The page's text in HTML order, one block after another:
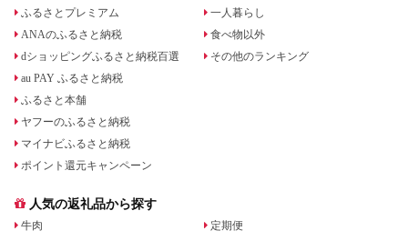
ふるさとプレミアム
ANAのふるさと納税
dショッピングふるさと納税百選
au PAY ふるさと納税
ふるさと本舗
ヤフーのふるさと納税
マイナビふるさと納税
ポイント還元キャンペーン
一人暮らし
食べ物以外
その他のランキング
人気の返礼品から探す
牛肉
定期便